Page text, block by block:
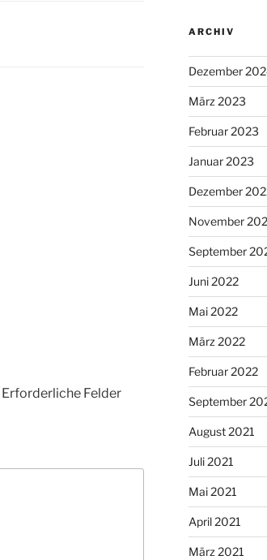
Erforderliche Felder
ARCHIV
Dezember
März 2023
Februar 2023
Januar 2023
Dezember
November
September
Juni 2022
Mai 2022
März 2022
Februar 2022
September
August 2021
Juli 2021
Mai 2021
April 2021
März 2021